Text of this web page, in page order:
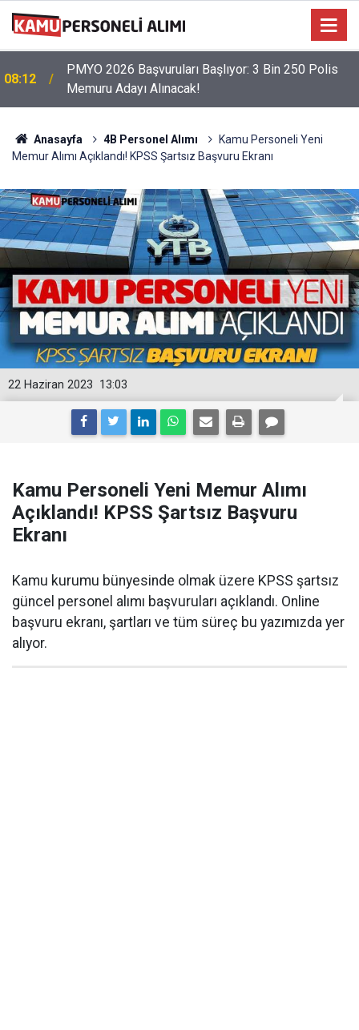
08:12
PMYO 2026 Başvuruları Başlıyor: 3 Bin 250 Polis
Memuru Adayı Alınacak!
Anasayfa 4B Personel Alımı
Kamu Personeli Yeni
Memur Alımı Açıklandı! KPSS Şartsız Başvuru Ekranı
13:03
22 Haziran 2023
Kamu Personeli Yeni Memur Alımı
Açıklandı! KPSS Şartsız Başvuru
Ekranı
Kamu kurumu bünyesinde olmak üzere KPSS şartsız
güncel personel alımı başvuruları açıklandı. Online
başvuru ekranı, şartları ve tüm süreç bu yazımızda yer
alıyor.